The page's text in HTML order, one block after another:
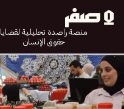
منصة راصدة تحليلية لقضايا
حقوق الإنسان